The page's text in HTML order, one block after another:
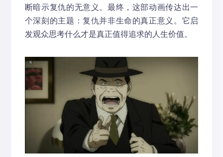
断暗示复仇的无意义。最终，这部动画传达出一
个深刻的主题：复仇并非生命的真正意义。它启
发观众思考什么才是真正值得追求的人生价值。